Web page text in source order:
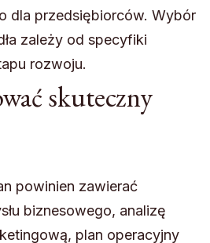
dla przedsiębiorców. Wybór
zależy od specyfiki
rozwoju.
skuteczny
powinien zawierać
biznesowego, analizę
plan operacyjny